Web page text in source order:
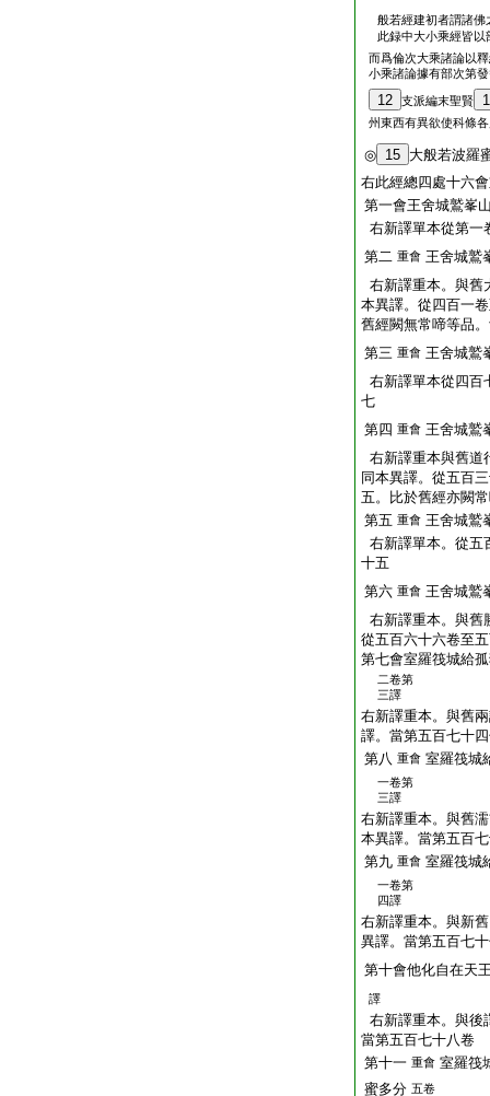
般若經建初者謂諸佛
此録中大小乘經皆
而爲倫次大乘諸論以
小乘諸論據有部次第
12 支派編末聖賢
州東西有異欲使科條
◎ 15 大般若波羅
右此經總四處十六
第一會王舍城鷲峯
右新譯單本從第一
第二 重會 王舍城鷲
右新譯重本。與舊
本異譯。從四百一
舊經闕無常啼等品
第三 重會 王舍城鷲
右新譯單本從四百
七
第四 重會 王舍城鷲
右新譯重本與舊道
同本異譯。從五百
五。比於舊經亦闕
第五 重會 王舍城鷲
右新譯單本。從五
十五
第六 重會 王舍城鷲
右新譯重本。與舊
從五百六十六卷至
第七會室羅筏城給
二卷第
三譯
右新譯重本。與舊
譯。當第五百七十
第八 重會 室羅筏城
一卷第
三譯
右新譯重本。與舊
本異譯。當第五百
第九 重會 室羅筏城
一卷第
四譯
右新譯重本。與新
異譯。當第五百七
第十會他化自在天
譯
右新譯重本。與後
當第五百七十八卷
第十一 重會 室羅筏
蜜多分 五卷